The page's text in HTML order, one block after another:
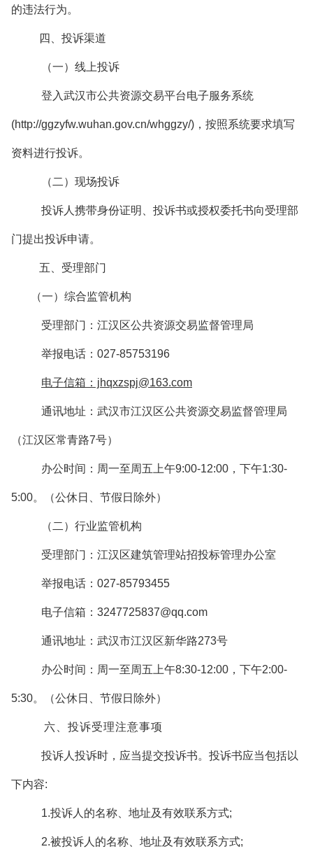
的违法行为。
四、投诉渠道
（一）线上投诉
登入武汉市公共资源交易平台电子服务系统
(http://ggzyfw.wuhan.gov.cn/whggzy/)，按照系统要求填写
资料进行投诉。
（二）现场投诉
投诉人携带身份证明、投诉书或授权委托书向受理部
门提出投诉申请。
五、受理部门
（一）综合监管机构
受理部门：江汉区公共资源交易监督管理局
举报电话：027-85753196
电子信箱：jhqxzspj@163.com
通讯地址：武汉市江汉区公共资源交易监督管理局
（江汉区常青路7号）
办公时间：周一至周五上午9:00-12:00，下午1:30-
5:00。（公休日、节假日除外）
（二）行业监管机构
受理部门：江汉区建筑管理站招投标管理办公室
举报电话：027-85793455
电子信箱：3247725837@qq.com
通讯地址：武汉市江汉区新华路273号
办公时间：周一至周五上午8:30-12:00，下午2:00-
5:30。（公休日、节假日除外）
六、投诉受理注意事项
投诉人投诉时，应当提交投诉书。投诉书应当包括以
下内容:
1.投诉人的名称、地址及有效联系方式;
2.被投诉人的名称、地址及有效联系方式;